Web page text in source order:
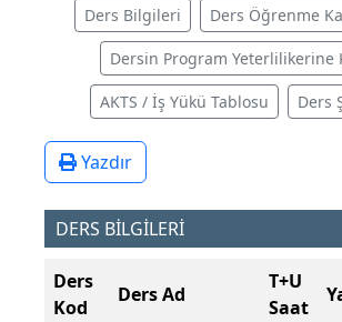
Ders Bilgileri Ders Öğrenme
Dersin Program Yeterlilikerine
AKTS / İş Yükü Tablosu Ders
Yazdır
DERS BİLGİLERİ
Ders
Kod
Ders Ad
T+U
Saat